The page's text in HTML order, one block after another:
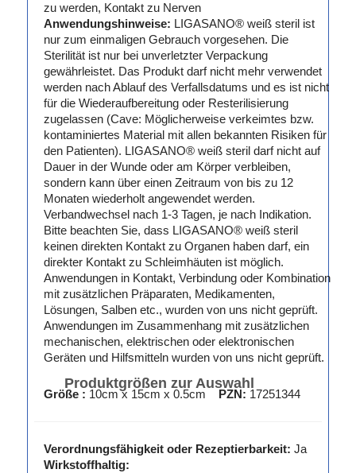
zu werden, Kontakt zu Nerven
Anwendungshinweise: LIGASANO® weiß steril ist
nur zum einmaligen Gebrauch vorgesehen. Die
Sterilität ist nur bei unverletzter Verpackung
gewährleistet. Das Produkt darf nicht mehr verwendet
werden nach Ablauf des Verfallsdatums und es ist nicht
für die Wiederaufbereitung oder Resterilisierung
zugelassen (Cave: Möglicherweise verkeimtes bzw.
kontaminiertes Material mit allen bekannten Risiken für
den Patienten). LIGASANO® weiß steril darf nicht auf
Dauer in der Wunde oder am Körper verbleiben,
sondern kann über einen Zeitraum von bis zu 12
Monaten wiederholt angewendet werden.
Verbandwechsel nach 1-3 Tagen, je nach Indikation.
Bitte beachten Sie, dass LIGASANO® weiß steril
keinen direkten Kontakt zu Organen haben darf, ein
direkter Kontakt zu Schleimhäuten ist möglich.
Anwendungen in Kontakt, Verbindung oder Kombination
mit zusätzlichen Präparaten, Medikamenten,
Lösungen, Salben etc., wurden von uns nicht geprüft.
Anwendungen im Zusammenhang mit zusätzlichen
mechanischen, elektrischen oder elektronischen
Geräten und Hilfsmitteln wurden von uns nicht geprüft.
Produktgrößen zur Auswahl
Größe : 10cm x 15cm x 0.5cm PZN: 17251344
Verordnungsfähigkeit oder Rezeptierbarkeit: Ja
Wirkstoffhaltig: